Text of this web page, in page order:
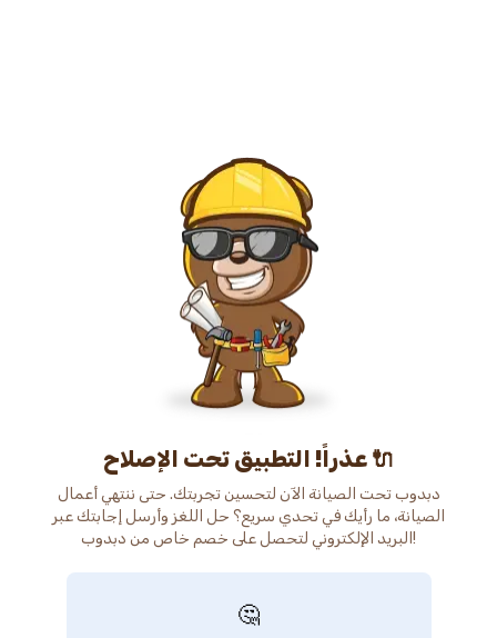
عذراً! التطبيق تحت الإصلاح 🔌
دبدوب تحت الصيانة الآن لتحسين تجربتك. حتى ننتهي أعمال
الصيانة، ما رأيك في تحدي سريع؟ حل اللغز وأرسل إجابتك عبر
البريد الإلكتروني لتحصل على خصم خاص من دبدوب!
🤔